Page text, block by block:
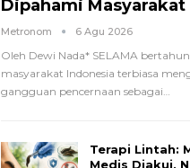
Dipahami Masyarakat
Metronom 6 Agu 2026
Oleh Dewi Nada* SELAMA
masyarakat Indonesia terbiasa
gangguan pencernaan sebagai…
Terapi Lintah:
Medis Diakui,